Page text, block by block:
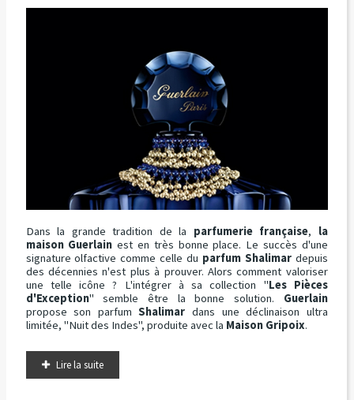
Dans la grande tradition de la parfumerie française, la
maison Guerlain est en très bonne place. Le succès d'une
signature olfactive comme celle du parfum Shalimardepuis
des décennies n'est plus à prouver. Alors comment valoriser
une telle icône ? L'intégrer à sa collection "Les Pièces
d'Exception" semble être la bonne solution. Guerlain
propose son parfumShalimar dans une déclinaison ultra
limitée, "Nuit des Indes", produite avec la Maison Gripoix.
Lire la suite